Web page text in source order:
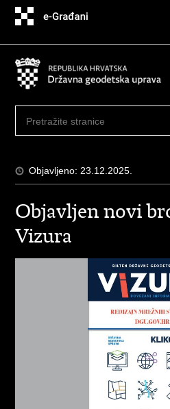
sadržaj
Objavljeno: 23.12.2025.
Objavljen novi
Vizura